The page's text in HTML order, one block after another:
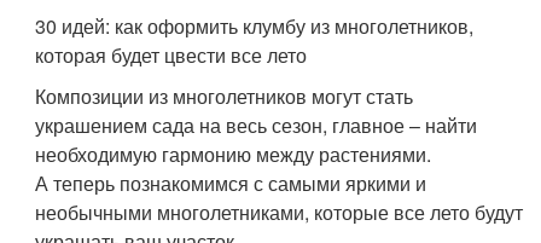
30 идей: как оформить клумбу из многолетников,
которая будет цвести все лето
Композиции из многолетников могут стать
украшением сада на весь сезон, главное – найти
необходимую гармонию между растениями.
А теперь познакомимся с самыми яркими и
необычными многолетниками, которые все лето будут